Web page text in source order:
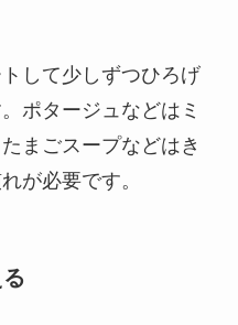
して少しずつひろげ
ポタージュなどはミ
まごスープなどはき
が必要です。